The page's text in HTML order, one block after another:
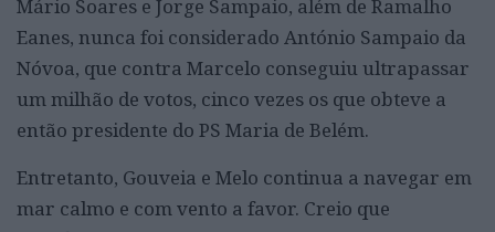
Mário Soares e Jorge Sampaio, além de Ramalho
Eanes, nunca foi considerado António Sampaio da
Nóvoa, que contra Marcelo conseguiu ultrapassar
um milhão de votos, cinco vezes os que obteve a
então presidente do PS Maria de Belém.
Entretanto, Gouveia e Melo continua a navegar em
mar calmo e com vento a favor. Creio que